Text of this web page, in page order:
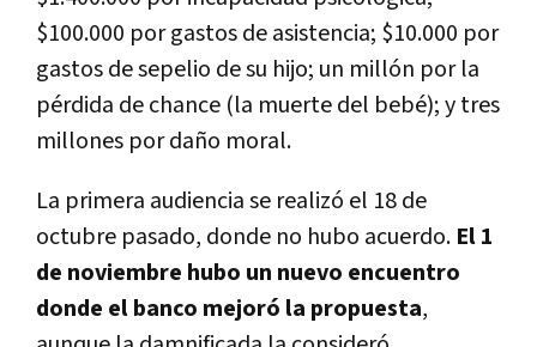
$100.000 por gastos de asistencia; $10.000 por
gastos de sepelio de su hijo; un millón por la
pérdida de chance (la muerte del bebé); y tres
millones por daño moral.
La primera audiencia se realizó el 18 de
octubre pasado, donde no hubo acuerdo. El 1
de noviembre hubo un nuevo encuentro
donde el banco mejoró la propuesta,